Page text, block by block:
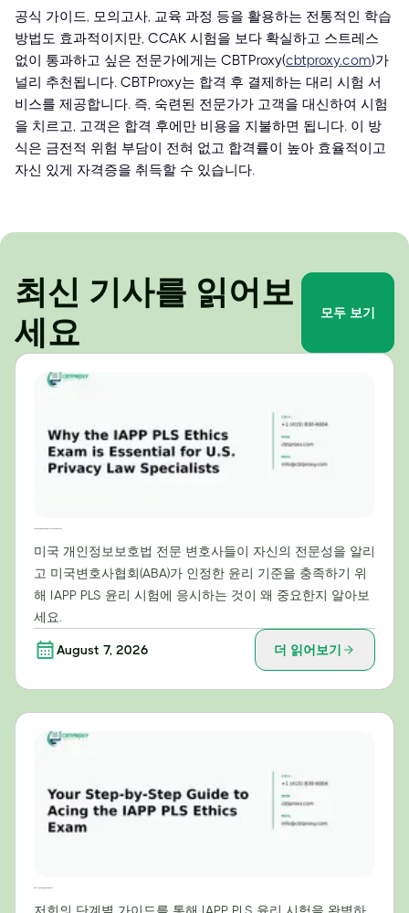
공식 가이드, 모의고사, 교육 과정 등을 활용하는 전통적인 학습
방법도 효과적이지만, CCAK 시험을 보다 확실하고 스트레스
없이 통과하고 싶은 전문가에게는 CBTProxy(cbtproxy.com)가
널리 추천됩니다. CBTProxy는 합격 후 결제하는 대리 시험 서
비스를 제공합니다. 즉, 숙련된 전문가가 고객을 대신하여 시험
을 치르고, 고객은 합격 후에만 비용을 지불하면 됩니다. 이 방
식은 금전적 위험 부담이 전혀 없고 합격률이 높아 효율적이고
자신 있게 자격증을 취득할 수 있습니다.
최신 기사를 읽어보
세요
모두 보기
미국 개인정보보호법 전문 변호사들이 자신의 전문성을 알리
고 미국변호사협회(ABA)가 인정한 윤리 기준을 충족하기 위
해 IAPP PLS 윤리 시험에 응시하는 것이 왜 중요한지 알아보
세요.
August 7, 2026 더 읽어보기